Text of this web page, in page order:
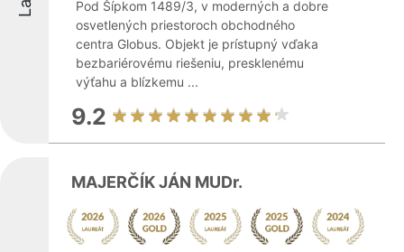
Pod Šípkom 1489/3, v moderných a dobre
osvetlených priestoroch obchodného
centra Globus. Objekt je prístupný vďaka
bezbariérovému riešeniu, presklenému
výťahu a blízkemu ...
9.2
MAJERČÍK JÁN MUDr.